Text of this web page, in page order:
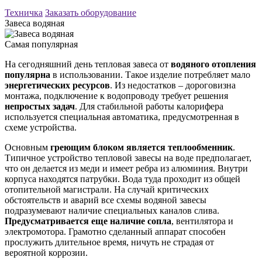
Техничка Заказать оборудование
Завеса водяная
Самая популярная
На сегодняшний день тепловая завеса от водяного отопления
популярна в использовании. Такое изделие потребляет мало
энергетических ресурсов. Из недостатков – дороговизна
монтажа, подключение к водопроводу требует решения
непростых задач. Для стабильной работы калорифера
используется специальная автоматика, предусмотренная в
схеме устройства.
Основным греющим блоком является теплообменник.
Типичное устройство тепловой завесы на воде предполагает,
что он делается из меди и имеет ребра из алюминия. Внутри
корпуса находятся патрубки. Вода туда проходит из общей
отопительной магистрали. На случай критических
обстоятельств и аварий все схемы водяной завесы
подразумевают наличие специальных каналов слива.
Предусматривается еще наличие сопла, вентилятора и
электромотора. Грамотно сделанный аппарат способен
прослужить длительное время, ничуть не страдая от
вероятной коррозии.